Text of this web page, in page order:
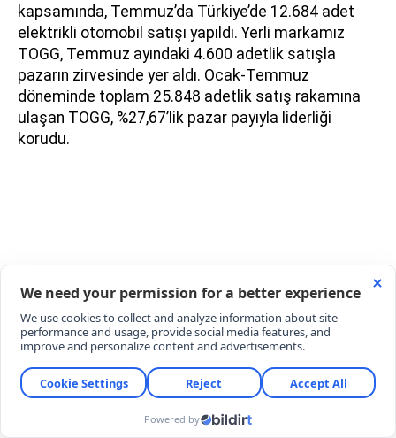
kapsamında, Temmuz’da Türkiye’de 12.684 adet
elektrikli otomobil satışı yapıldı. Yerli markamız
TOGG, Temmuz ayındaki 4.600 adetlik satışla
pazarın zirvesinde yer aldı. Ocak-Temmuz
döneminde toplam 25.848 adetlik satış rakamına
ulaşan TOGG, %27,67’lik pazar payıyla liderliği
korudu.